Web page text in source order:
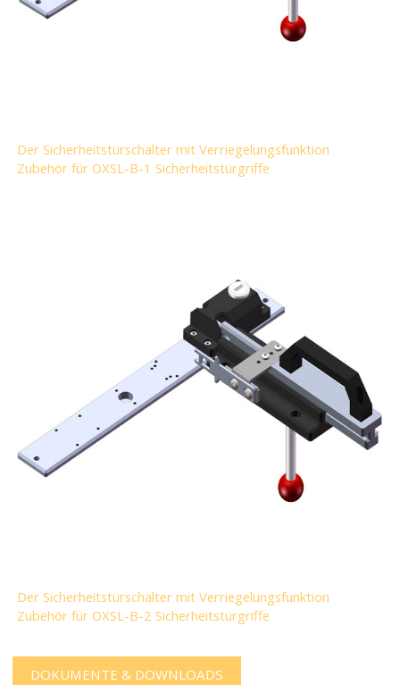
Der Sicherheitstürschalter mit Verriegelungsfunktion
Zubehör für OXSL-B-1 Sicherheitstürgriffe
Der Sicherheitstürschalter mit Verriegelungsfunktion
Zubehör für OXSL-B-2 Sicherheitstürgriffe
DOKUMENTE & DOWNLOADS